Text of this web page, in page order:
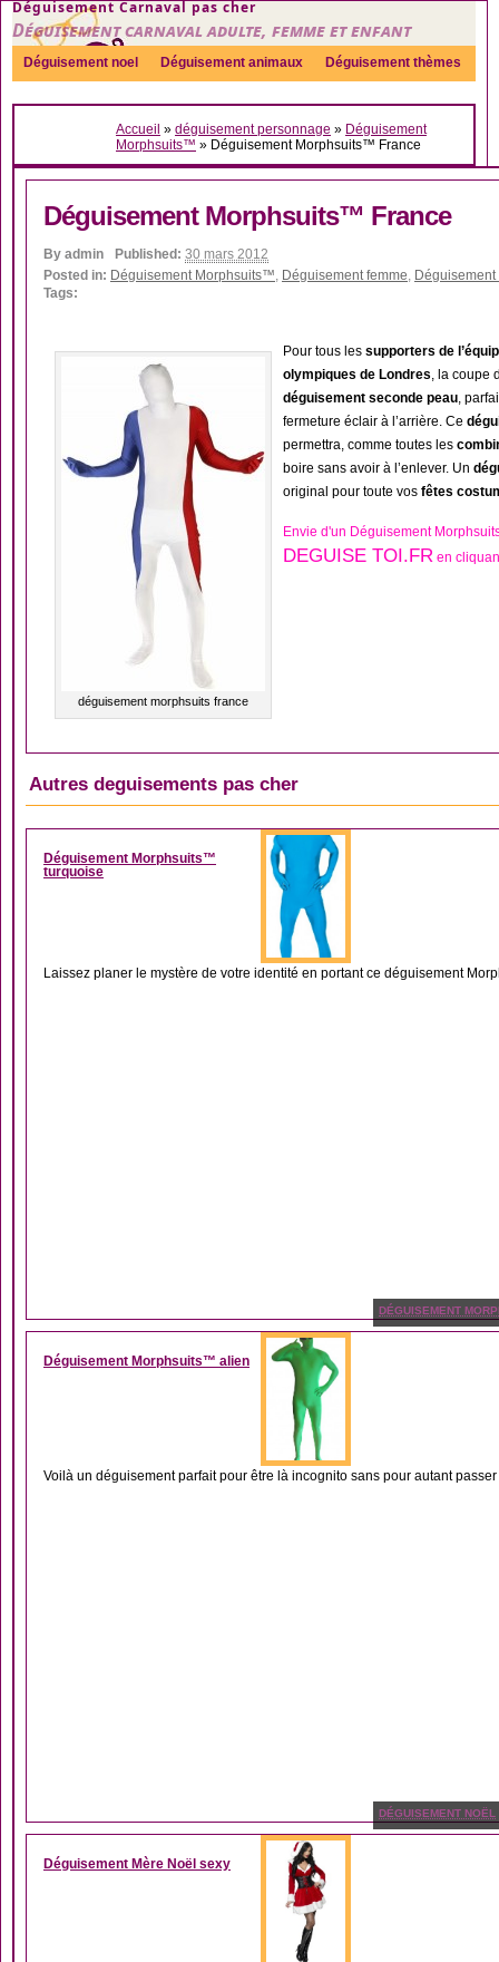
Déguisement Carnaval pas cher
Déguisement carnaval adulte, femme et enfant
Déguisement noel Déguisement animaux Déguisement thèmes
Sexy Déguisement couple Déguisements par genre Idées
Accueil » déguisement personnage » Déguisement
Morphsuits™ » Déguisement Morphsuits™ France
Déguisement Morphsuits™ France
By admin Published: 30 mars 2012
Posted in: Déguisement Morphsuits™, Déguisement femme,
Tags:
déguisement morphsuits france
Pour tous les supporters de
olympiques de Londres, la coupe
déguisement seconde peau,
fermeture éclair à l’arrière. Ce
permettra, comme toutes les
boire sans avoir à l’enlever. Un
original pour toute vos fêtes
Envie d'un Déguisement
DEGUISE TOI.FR en
Autres deguisements pas cher
DÉGUISEMENT
Déguisement Morphsuits™
turquoise
Laissez planer le mystère de votre identité en portant ce déguisement
DÉGUISEMENT
Déguisement Morphsuits™ alien
Voilà un déguisement parfait pour être là incognito sans pour autant
DÉGUISEMENT NOËL
Déguisement Mère Noël sexy